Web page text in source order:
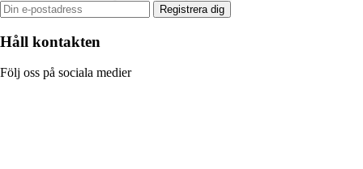
Registrera dig
Håll kontakten
Följ oss på sociala medier